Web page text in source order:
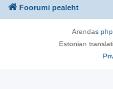
Foorumi pealeht
Arendas
Estonian